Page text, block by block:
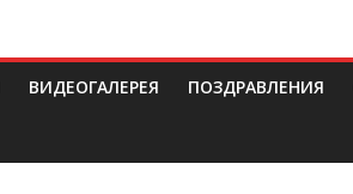
ВИДЕОГАЛЕРЕЯ ПОЗДРАВЛЕНИЯ